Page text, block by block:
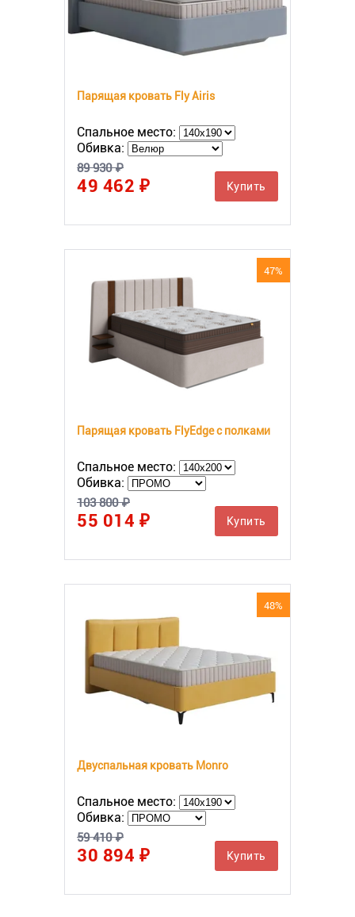
Парящая кровать Fly Airis
Спальное место:
Обивка:
89 930 ₽
49 462 ₽ Купить
47%
Парящая кровать FlyEdge с полками
Спальное место:
Обивка:
103 800 ₽
55 014 ₽ Купить
48%
Двуспальная кровать Monro
Спальное место:
Обивка:
59 410 ₽
30 894 ₽ Купить